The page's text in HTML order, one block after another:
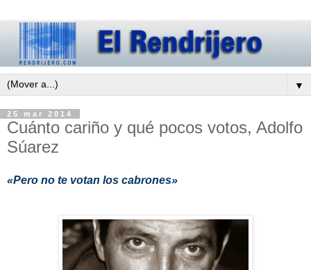
▼
25 mar 2014
Cuánto cariño y qué pocos votos, Adolfo
Súarez
«Pero no te votan los cabrones»